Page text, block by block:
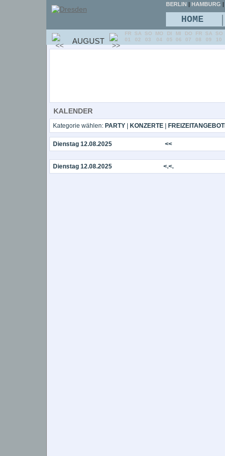
KALENDER
Kategorie wählen: PARTY| KONZERTE|
Dienstag 12.08.2025 <<
Dienstag 12.08.2025 <.<.
BERLIN | HAMBURG |
HOME |
AUGUST
FR
01
SA
02
SO
03
MO
04
DI
05
MI
06
DO
07
FR
08
SA
09
SO
10